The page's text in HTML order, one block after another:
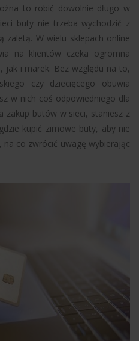
to robić dowolnie długo w
buty nie trzeba wychodzić z
W wielu sklepach online
na klientów czeka ogromna
i marek. Bez względu na to,
czy dziecięcego obuwia
w nich coś odpowiedniego dla
zakup butów w sieci, staniesz z
kupić zimowe buty, aby nie
co zwrócić uwagę wybierając